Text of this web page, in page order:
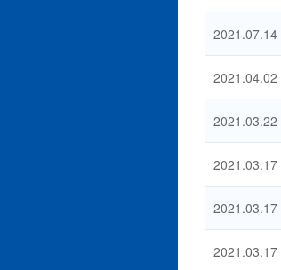
2021.07.14
2021.04.02
2021.03.22
2021.03.17
2021.03.17
2021.03.17